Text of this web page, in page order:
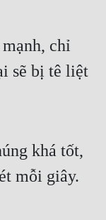
chỉ
sẽ bị tê liệt
khá tốt,
mỗi giây.